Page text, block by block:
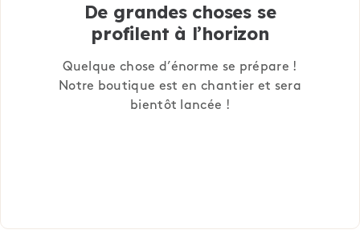
De grandes choses se
profilent à l’horizon
Quelque chose d’énorme se prépare !
Notre boutique est en chantier et sera
bientôt lancée !